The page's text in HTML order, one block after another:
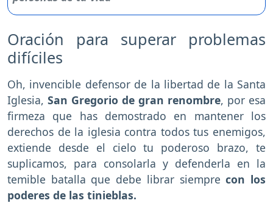
Oración para superar problemas
difíciles
Oh, invencible defensor de la libertad de la Santa
Iglesia, San Gregorio de gran renombre, por esa
firmeza que has demostrado en mantener los
derechos de la iglesia contra todos tus enemigos,
extiende desde el cielo tu poderoso brazo, te
suplicamos, para consolarla y defenderla en la
temible batalla que debe librar siemprecon los
poderes de las tinieblas.